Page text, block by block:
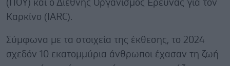
(ΠΟΥ) και ο Διεθνής Οργανισμός Έρευνας για τον
Καρκίνο (IARC).
Σύμφωνα με τα στοιχεία της έκθεσης, το 2024
σχεδόν 10 εκατομμύρια άνθρωποι έχασαν τη ζωή